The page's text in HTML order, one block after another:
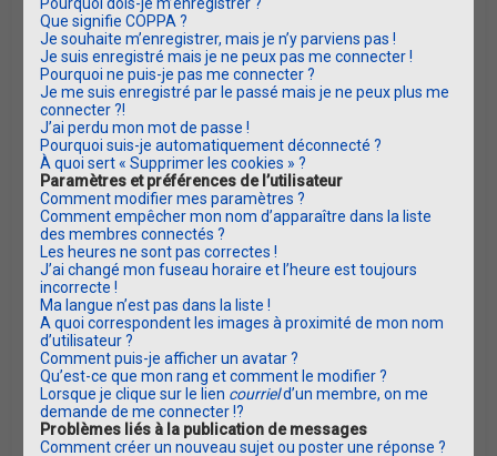
Que signifie COPPA ?
Je souhaite m’enregistrer, mais je n’y parviens pas !
Je suis enregistré mais je ne peux pas me connecter !
Pourquoi ne puis-je pas me connecter ?
Je me suis enregistré par le passé mais je ne peux plus me
connecter ?!
J’ai perdu mon mot de passe !
Pourquoi suis-je automatiquement déconnecté ?
À quoi sert « Supprimer les cookies » ?
Paramètres et préférences de l’utilisateur
Comment modifier mes paramètres ?
Comment empêcher mon nom d’apparaître dans la liste
des membres connectés ?
Les heures ne sont pas correctes !
J’ai changé mon fuseau horaire et l’heure est toujours
incorrecte !
Ma langue n’est pas dans la liste !
A quoi correspondent les images à proximité de mon nom
d’utilisateur ?
Comment puis-je afficher un avatar ?
Qu’est-ce que mon rang et comment le modifier ?
Lorsque je clique sur le lien courrield’un membre, on me
demande de me connecter !?
Problèmes liés à la publication de messages
Comment créer un nouveau sujet ou poster une réponse ?